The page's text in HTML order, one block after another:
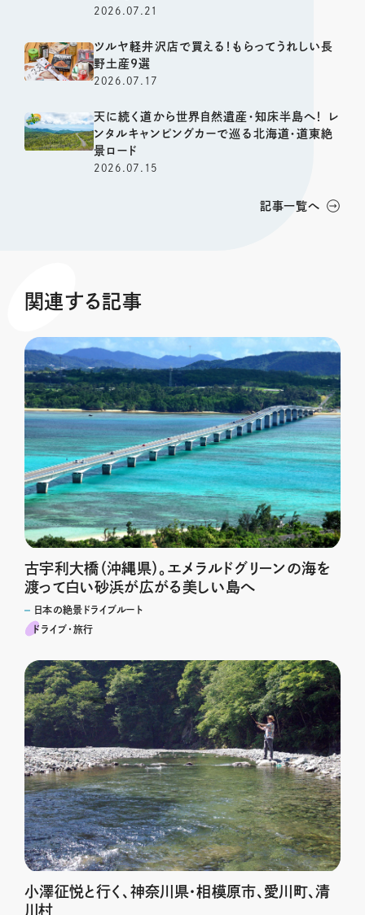
2026.07.21
ツルヤ軽井沢店で買える！もらってうれしい長
野土産9選
2026.07.17
天に続く道から世界自然遺産・知床半島へ！ レ
ンタルキャンピングカーで巡る北海道・道東絶
景ロード
2026.07.15
記事一覧へ
関連する記事
古宇利大橋（沖縄県）。エメラルドグリーンの海を
渡って白い砂浜が広がる美しい島へ
日本の絶景ドライブルート
ドライブ･旅行
小澤征悦と行く、神奈川県・相模原市、愛川町、清
川村